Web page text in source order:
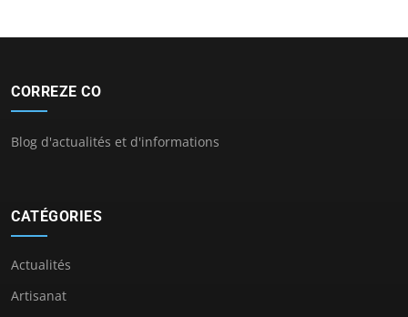
CORREZE CO
Blog d'actualités et d'informations
CATÉGORIES
Actualités
Artisanat